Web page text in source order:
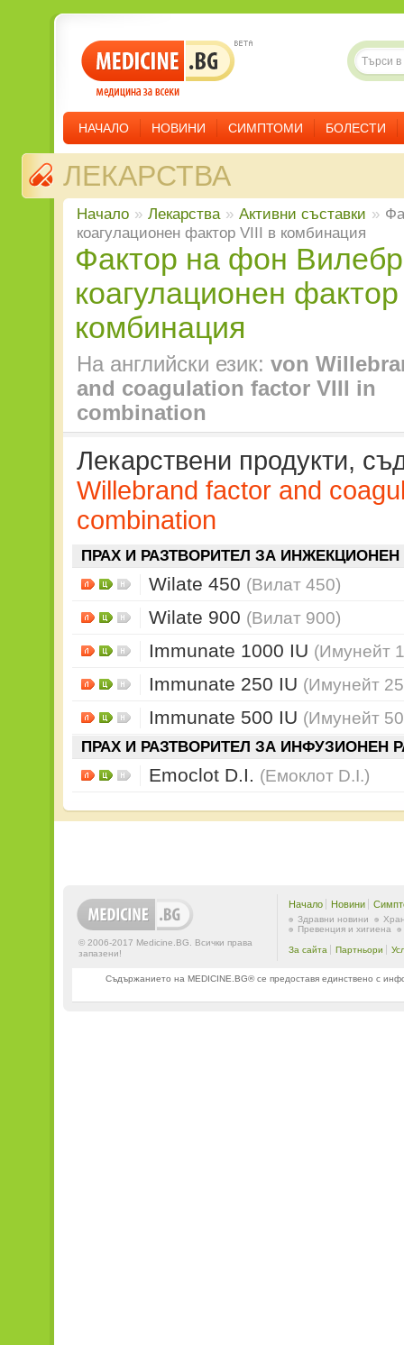
НАЧАЛО НОВИНИ СИМПТОМИ БОЛЕСТИ
ЛЕКАРСТВА
Начало » Лекарства » Aктивни съставки »
коагулационен фактор VIII в комбинация
Фактор на фон Вилебранд и
коагулационен
комбинация
На английски език: von
and coagulation factor VIII in
combination
Лекарствени продукти,
Willebrand factor and
combination
ПРАХ И РАЗТВОРИТЕЛ ЗА ИНЖЕКЦИОНЕН
Wilate 450 (Вилат 450)
Wilate 900 (Вилат 900)
Immunate 1000 IU (Имунейт
Immunate 250 IU (Имунейт
Immunate 500 IU (Имунейт
ПРАХ И РАЗТВОРИТЕЛ ЗА ИНФУЗИОНЕН
Emoclot D.I. (Емоклот D.I.)
© 2006-2017 Medicine.BG. Всички права
запазени!
Начало Новини
Здравни новини
Превенция и хигиена
За сайта Партньори
Съдържанието на MEDICINE.BG® се предоставя единствено с